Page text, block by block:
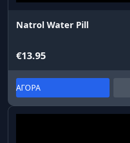
Natrol Water Pill
€13.95
ΑΓΟΡΑ